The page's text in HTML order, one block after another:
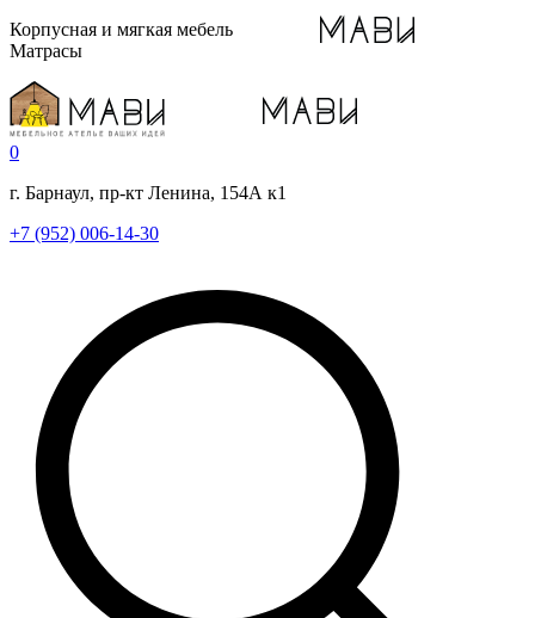
Корпусная и мягкая мебель
Матрасы
0
г. Барнаул, пр-кт Ленина, 154А к1
+7 (952) 006-14-30